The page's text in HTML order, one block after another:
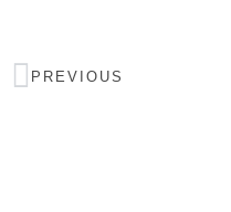
PREVIOUS